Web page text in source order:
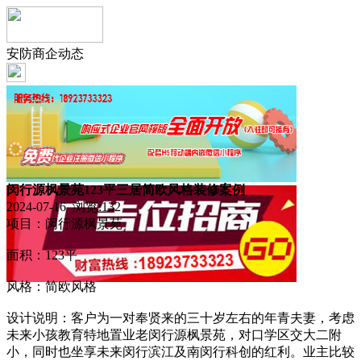
安防商企动态
闵行源枫景苑123平三居简欧风格装修案例
2024-07-16 浏览:132
项目：闵行源枫景苑
面积：123平
风格：简欧风格
设计说明：客户为一对奉贤来的三十岁左右的年青夫妻，考虑
未来小孩教育特地置业老闵行源枫景苑，对口学区交大二附
小，同时也坐享未来闵行滨江及南闵行科创的红利。业主比较